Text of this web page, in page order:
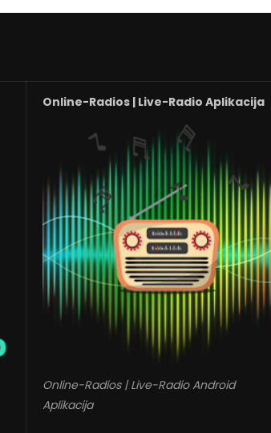
Online-Radios | Live-Radio Aplikacija
Online-Radios | Live-Radio Android
Aplikacija